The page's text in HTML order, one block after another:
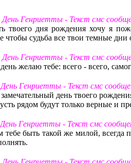
День Генриетты - Текст смс
твоего дня рождения хочу я
чтобы судьба все твои темные дни
День Генриетты - Текст смс
день желаю тебе: всего - всего,
День Генриетты - Текст смс
замечательный день твоего
рядом будут только верные и
День Генриетты - Текст смс
тебе быть такой же милой, всегда